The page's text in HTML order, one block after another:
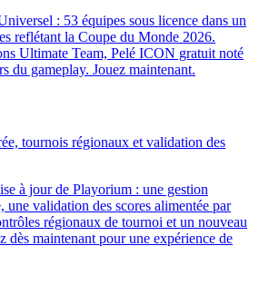
: 53 équipes sous licence dans un
reflétant la Coupe du Monde 2026.
Ultimate Team, Pelé ICON gratuit noté
du gameplay. Jouez maintenant.
tournois régionaux et validation des
à jour de Playorium : une gestion
validation des scores alimentée par
régionaux de tournoi et un nouveau
dès maintenant pour une expérience de